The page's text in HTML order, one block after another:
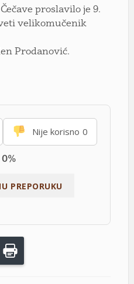
proslavilo je 9.
velikomučenik
Prodanović.
Nije korisno 0